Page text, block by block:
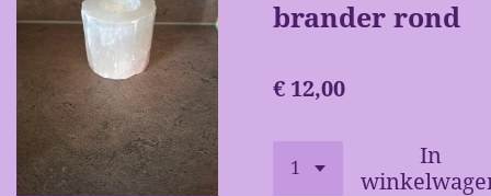
brander rond
€ 12,00
In